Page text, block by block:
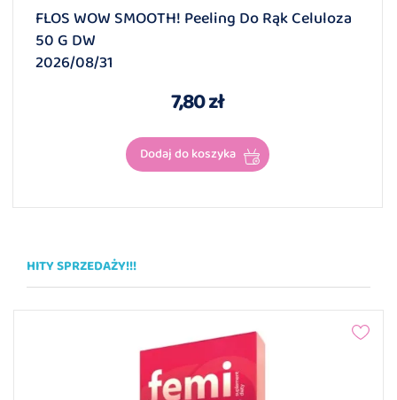
FLOS WOW SMOOTH! Peeling Do Rąk Celuloza
50 G DW
2026/08/31
7,80 zł
Dodaj do koszyka
HITY SPRZEDAŻY!!!